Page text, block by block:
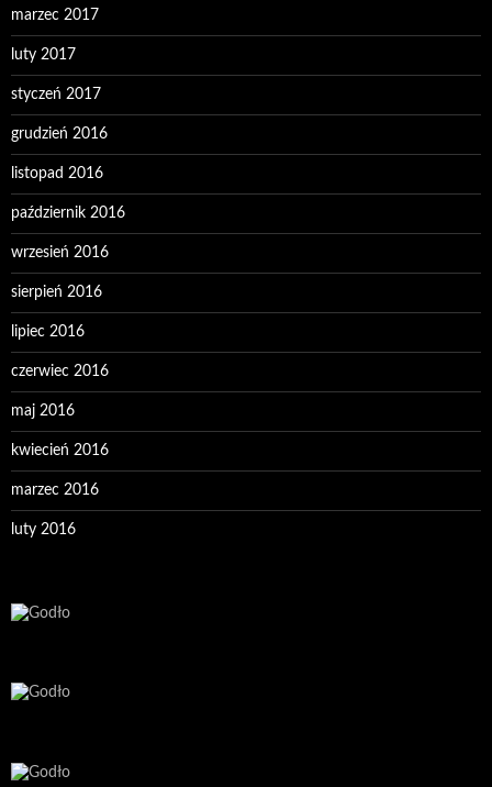
marzec 2017
luty 2017
styczeń 2017
grudzień 2016
listopad 2016
październik 2016
wrzesień 2016
sierpień 2016
lipiec 2016
czerwiec 2016
maj 2016
kwiecień 2016
marzec 2016
luty 2016